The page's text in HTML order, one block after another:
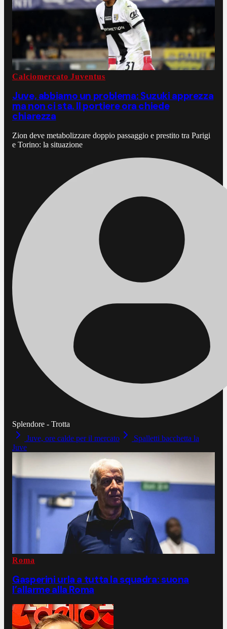
Calciomercato Juventus
Juve, abbiamo un problema: Suzuki apprezza
ma non ci sta. Il portiere ora chiede
chiarezza
Zion deve metabolizzare doppio passaggio e prestito tra Parigi
e Torino: la situazione
Splendore - Trotta
Juve, ore calde per il mercato
Spalletti bacchetta la
Juve
Roma
Gasperini urla a tutta la squadra: suona
l’allarme alla Roma